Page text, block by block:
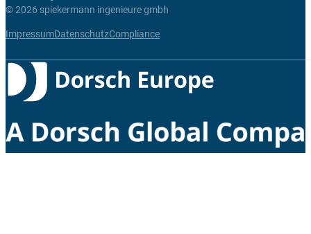
© 2026 spiekermann ingenieure gmbh
ImpressumDatenschutzCompliance